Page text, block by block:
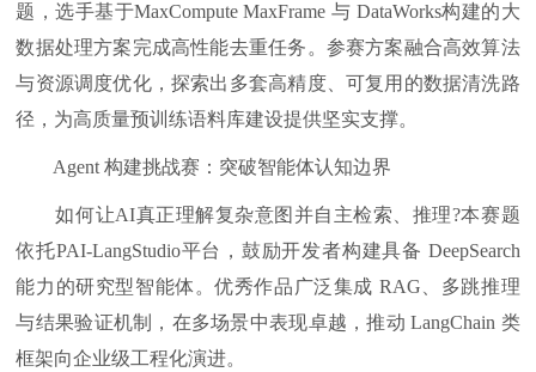
题，选手基于MaxCompute MaxFrame 与 DataWorks构建的大
数据处理方案完成高性能去重任务。参赛方案融合高效算法
与资源调度优化，探索出多套高精度、可复用的数据清洗路
径，为高质量预训练语料库建设提供坚实支撑。
Agent 构建挑战赛：突破智能体认知边界
如何让AI真正理解复杂意图并自主检索、推理?本赛题
依托PAI-LangStudio平台，鼓励开发者构建具备 DeepSearch
能力的研究型智能体。优秀作品广泛集成 RAG、多跳推理
与结果验证机制，在多场景中表现卓越，推动 LangChain 类
框架向企业级工程化演进。